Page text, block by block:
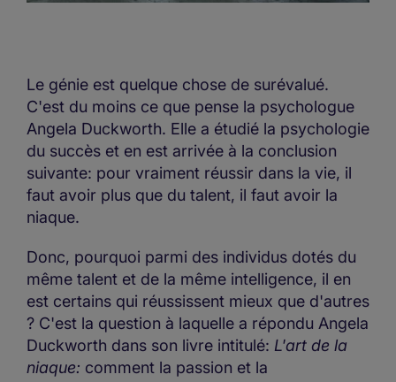
Le génie est quelque chose de surévalué.
C'est du moins ce que pense la psychologue
Angela Duckworth. Elle a étudié la psychologie
du succès et en est arrivée à la conclusion
suivante: pour vraiment réussir dans la vie, il
faut avoir plus que du talent, il faut avoir la
niaque.
Donc, pourquoi parmi des individus dotés du
même talent et de la même intelligence, il en
est certains qui réussissent mieux que d'autres
? C'est la question à laquelle a répondu Angela
Duckworth dans son livre intitulé: L'art de la
niaque: comment la passion et la